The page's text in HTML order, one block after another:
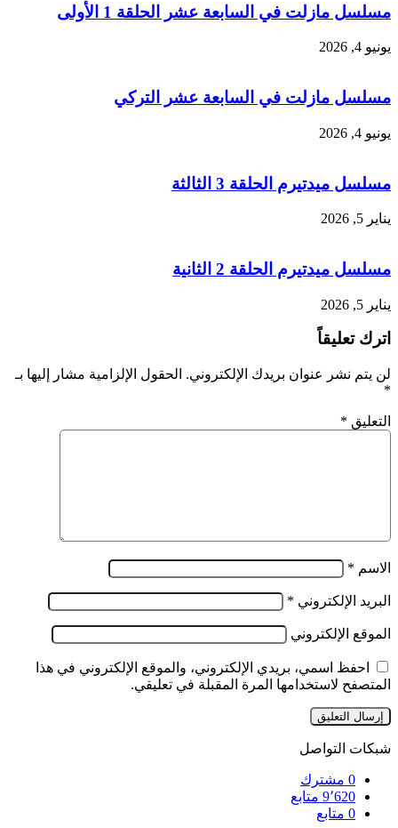
مسلسل مازلت في السابعة عشر الحلقة 1 الأولى
يونيو 4, 2026
مسلسل مازلت في السابعة عشر التركي
يونيو 4, 2026
مسلسل ميدتيرم الحلقة 3 الثالثة
يناير 5, 2026
مسلسل ميدتيرم الحلقة 2 الثانية
يناير 5, 2026
اترك تعليقاً
لن يتم نشر عنوان بريدك الإلكتروني. الحقول الإلزامية مشار إليها بـ
*
التعليق *
الاسم *
البريد الإلكتروني *
الموقع الإلكتروني
احفظ اسمي، بريدي الإلكتروني، والموقع الإلكتروني في هذا
المتصفح لاستخدامها المرة المقبلة في تعليقي.
شبكات التواصل
0 مشترك
9٬620 متابع
0 متابع